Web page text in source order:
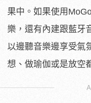
果中。如果使用
樂，還有內建跟藍牙
以邊聽音樂邊享受氣
想、做瑜伽或是放空